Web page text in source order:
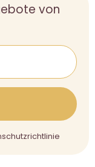
von